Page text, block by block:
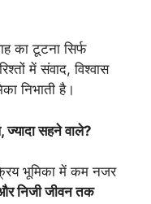
का टूटना सिर्फ
में संवाद, विश्वास
निभाती है।
ज्यादासहनेवाले?
भूमिका में कम नजर
निजीजीवनतक